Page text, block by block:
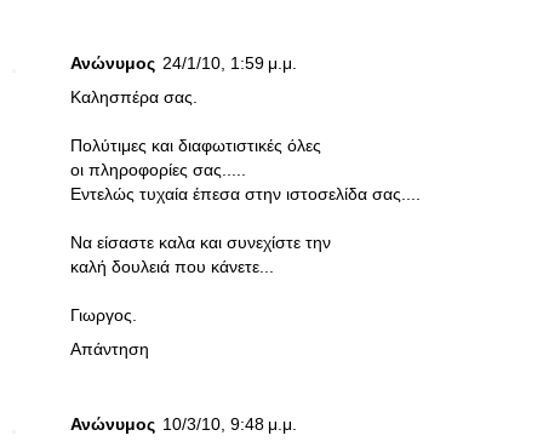
Ανώνυμος 24/1/10, 1:59 μ.μ.
Καλησπέρα σας.
Πολύτιμες και διαφωτιστικές όλες
οι πληροφορίες σας.....
Εντελώς τυχαία έπεσα στην ιστοσελίδα σας....
Να είσαστε καλα και συνεχίστε την
καλή δουλειά που κάνετε...
Γιωργος.
Απάντηση
Ανώνυμος 10/3/10, 9:48 μ.μ.